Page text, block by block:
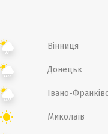
Вінниця
Донецьк
Івано-
Миколаїв